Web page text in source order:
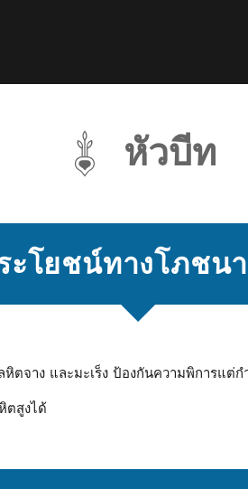
หัวบีท
ะโยชน์ทางโภชน
ตจาง และมะเร็ง ป้องกันความพิการแต่
ตสูงได้